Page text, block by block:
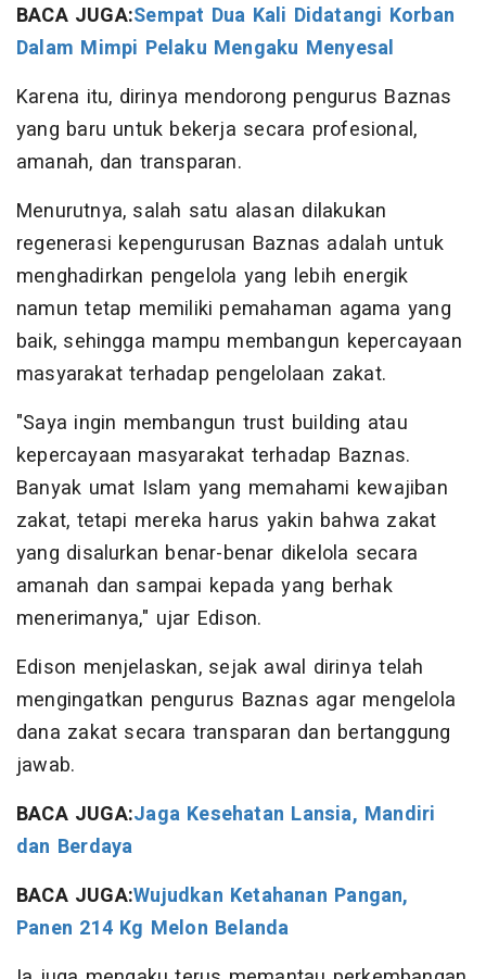
BACA JUGA:Sempat Dua Kali Didatangi Korban
Dalam Mimpi Pelaku Mengaku Menyesal
Karena itu, dirinya mendorong pengurus Baznas
yang baru untuk bekerja secara profesional,
amanah, dan transparan.
Menurutnya, salah satu alasan dilakukan
regenerasi kepengurusan Baznas adalah untuk
menghadirkan pengelola yang lebih energik
namun tetap memiliki pemahaman agama yang
baik, sehingga mampu membangun kepercayaan
masyarakat terhadap pengelolaan zakat.
"Saya ingin membangun trust building atau
kepercayaan masyarakat terhadap Baznas.
Banyak umat Islam yang memahami kewajiban
zakat, tetapi mereka harus yakin bahwa zakat
yang disalurkan benar-benar dikelola secara
amanah dan sampai kepada yang berhak
menerimanya," ujar Edison.
Edison menjelaskan, sejak awal dirinya telah
mengingatkan pengurus Baznas agar mengelola
dana zakat secara transparan dan bertanggung
jawab.
BACA JUGA:Jaga Kesehatan Lansia, Mandiri
dan Berdaya
BACA JUGA:Wujudkan Ketahanan Pangan,
Panen 214 Kg Melon Belanda